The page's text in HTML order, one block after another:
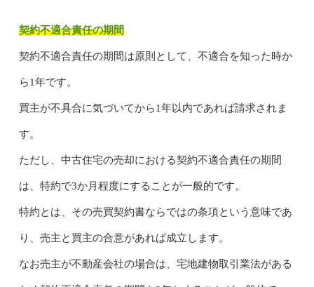
契約不適合責任の期間
契約不適合責任の期間は原則として、不適合を知った時か
ら1年です。
買主が不具合に気づいてから1年以内であれば請求されま
す。
ただし、中古住宅の売却における契約不適合責任の期間
は、特約で3か月程度にすることが一般的です。
特約とは、その売買契約書ならではの条項という意味であ
り、売主と買主の合意があれば成立します。
なお売主が不動産会社の場合は、宅地建物取引業法がある